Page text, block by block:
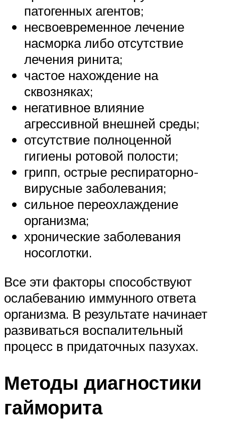
патогенных агентов;
несвоевременное лечение
насморка либо отсутствие
лечения ринита;
частое нахождение на
сквозняках;
негативное влияние
агрессивной внешней среды;
отсутствие полноценной
гигиены ротовой полости;
грипп, острые респираторно-
вирусные заболевания;
сильное переохлаждение
организма;
хронические заболевания
носоглотки.
Все эти факторы способствуют
ослабеванию иммунного ответа
организма. В результате начинает
развиваться воспалительный
процесс в придаточных пазухах.
Методы диагностики
гайморита